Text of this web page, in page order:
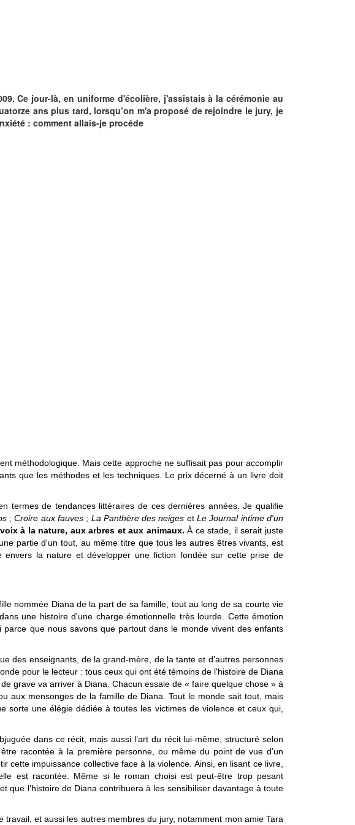
Ce jour-là, en uniforme d'écolière, j'assistais à la cérémonie au
ans plus tard, lorsqu’on m'a proposé de rejoindre le jury, je
: comment allais-je procéde
méthodologique. Mais cette approche ne suffisait pas pour accomplir
que les méthodes et les techniques. Le prix décerné à un livre doit
termes de tendances littéraires de ces dernières années. Je qualifie
; Croire aux fauves ; La Panthère des neiges etLe Journal intime d'un
à la nature, aux arbres et aux animaux. À ce stade, il serait juste
partie d'un tout, au même titre que tous les autres êtres vivants, est
la nature et développer une fiction fondée sur cette prise de
nommée Diana de la part de sa famille, tout au long de sa courte vie
une histoire d'une charge émotionnelle très lourde. Cette émotion
que nous savons que partout dans le monde vivent des enfants
des enseignants, de la grand-mère, de la tante et d'autres personnes
pour le lecteur : tous ceux qui ont été témoins de l'histoire de Diana
grave va arriver à Diana. Chacun essaie de « faire quelque chose » à
aux mensonges de la famille de Diana. Tout le monde sait tout, mais
sorte uneélégie dédiée à toutes les victimes de violence et ceux qui,
dans ce récit, mais aussi l’art du récit lui-même, structuré selon
racontée à la première personne, ou même du point de vue d’un
impuissance collective face à la violence. Ainsi, en lisant ce livre,
est racontée. Même si le roman choisi est peut-être trop pesant
l’histoire de Diana contribuera à les sensibiliser davantage à toute
et aussi les autres membres du jury, notamment mon amie Tara